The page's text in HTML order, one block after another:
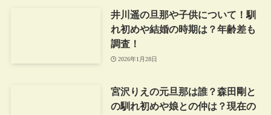
井川遥の旦那や子供について！馴
れ初めや結婚の時期は？年齢差も
調査！
2026年1月28日
宮沢りえの元旦那は誰？森田剛と
の馴れ初めや娘との仲は？現在の